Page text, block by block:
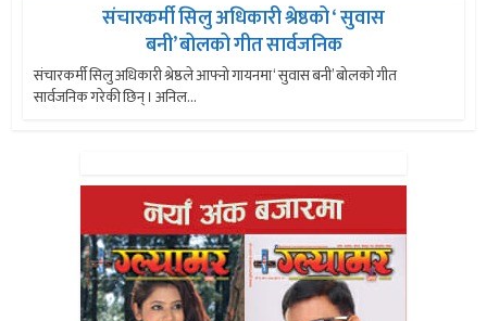
संचारकर्मी सिलु अधिकारी श्रेष्ठको ‘ सुवास
बनी’ बोलको गीत सार्वजनिक
संचारकर्मी सिलु अधिकारी श्रेष्ठले आफ्नो गायनमा ‘ सुवास बनी’ बोलको गीत
सार्वजनिक गरेकी छिन् । अनिल...